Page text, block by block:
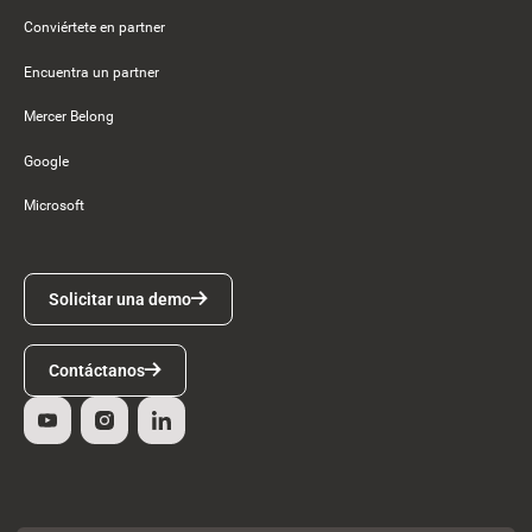
Conviértete en partner
Encuentra un partner
Mercer Belong
Google
Microsoft
Solicitar una demo
Solicitar una demo
Contáctanos
Contáctanos